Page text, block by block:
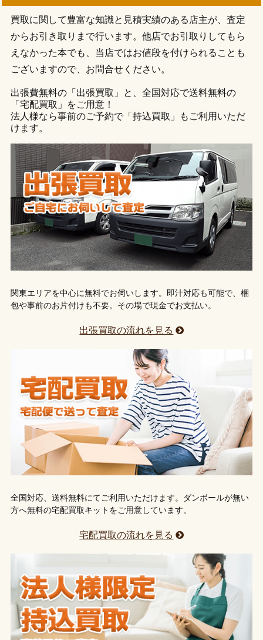
買取に関して豊富な知識と見積実績のある店主が、査定
からお引き取りまで行います。他店でお引取りしてもら
えなかった本でも、当店ではお値段を付けられることも
ございますので、お問合せください。
出張費無料の「出張買取」と、全国対応で送料無料の
「宅配買取」をご用意！
法人様なら事前のご予約で「持込買取」もご利用いただ
けます。
関東エリアを中心に無料でお伺いします。即汁対応も可能で、梱
包や事前のお片付けも不要。その場で現金でお支払い。
出張買取の流れを見る
全国対応、送料無料にてご利用いただけます。ダンボールが無い
方へ無料の宅配買取キットをご用意しています。
宅配買取の流れを見る